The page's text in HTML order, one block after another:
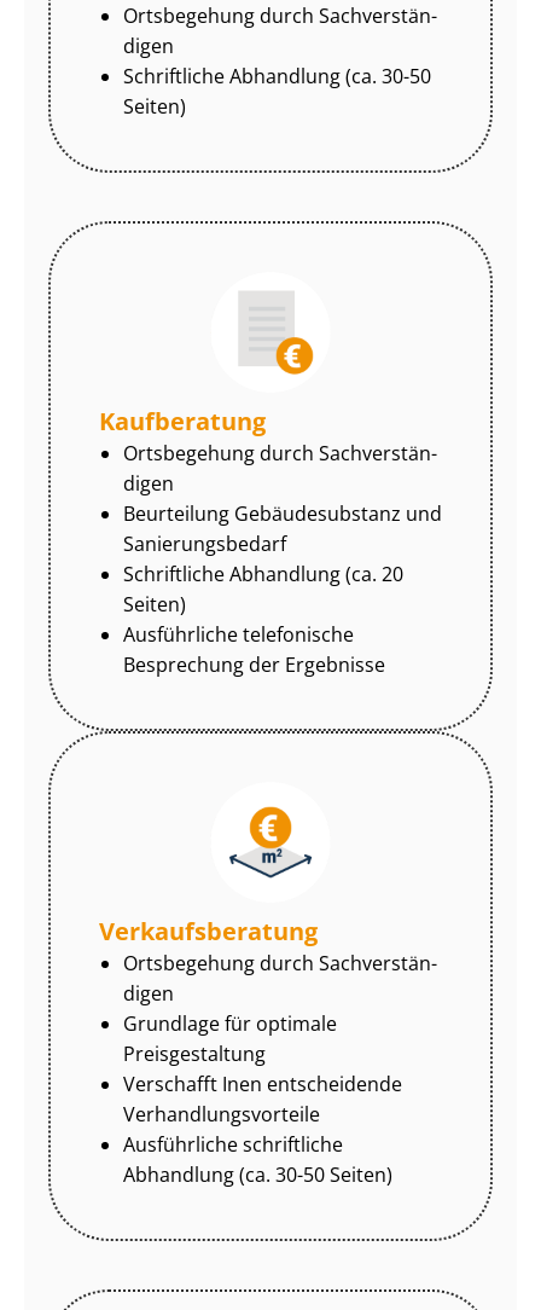
Ortsbegehung durch Sach­ver­stän­
di­gen
Schriftliche Abhandlung (ca. 30-50
Seiten)
Kaufberatung
Ortsbegehung durch Sach­ver­stän­
di­gen
Beurteilung Gebäudesubstanz und
Sa­nie­rungs­be­darf
Schriftliche Abhandlung (ca. 20
Seiten)
Ausführliche telefonische
Besprechung der Ergebnisse
Ver­kaufs­be­ra­tung
Ortsbegehung durch Sach­ver­stän­
di­gen
Grundlage für optimale
Preisgestaltung
Verschafft Inen entscheidende
Ver­hand­lungs­vor­tei­le
Ausführliche schriftliche
Abhandlung (ca. 30-50 Seiten)